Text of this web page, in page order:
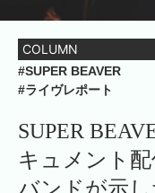
COLUMN
#SUPER BEAVER
#ライヴレポート
SUPER
キュメント